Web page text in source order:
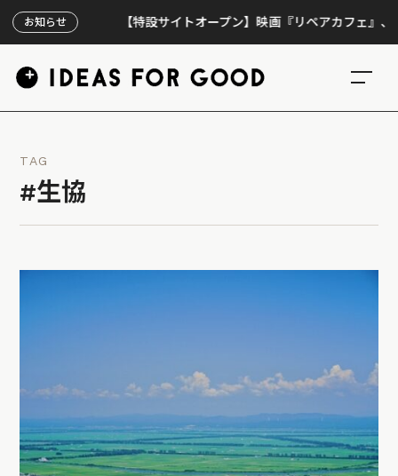
お知らせ 【特設サイトオープン】映画『リペアカフェ』、上映300
TAG
#生協